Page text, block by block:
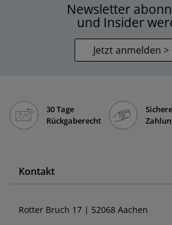
Newsletter
und Insider
Jetzt anmelden >
30 Tage
Rückgaberecht
Sichere
Kontakt
Rotter Bruch 17 | 52068 Aachen